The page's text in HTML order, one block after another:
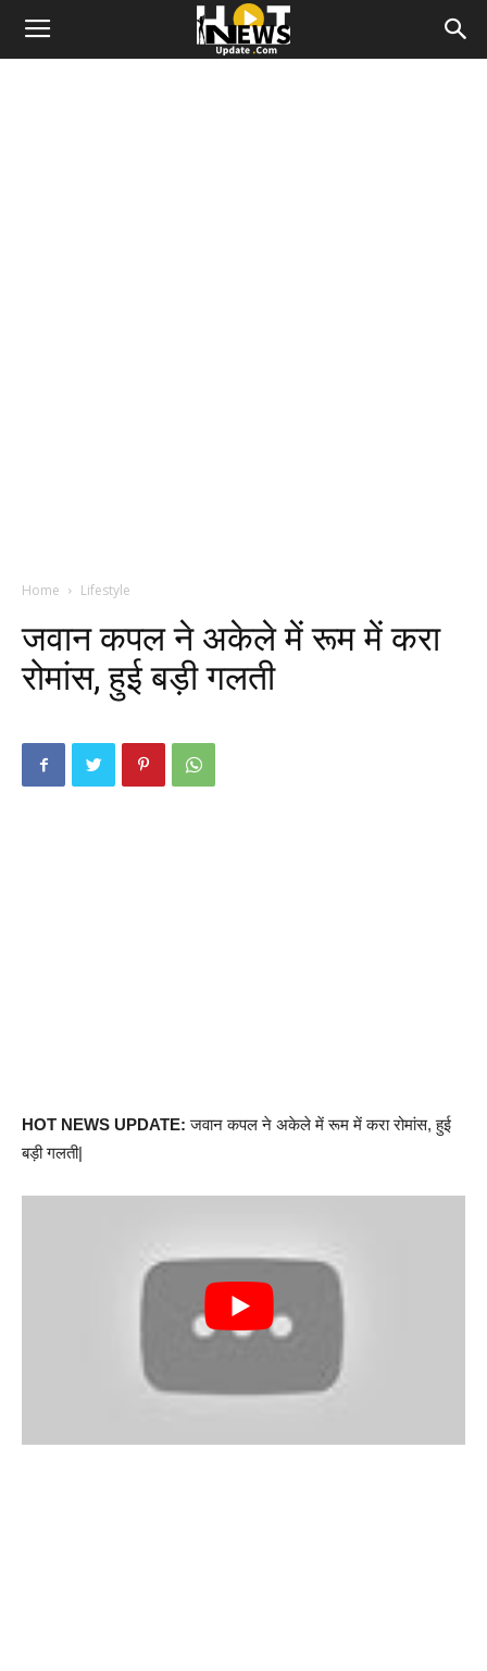
Home Lifestyle
जवान कपल ने अकेले में रूम में करा
रोमांस, हुई बड़ी गलती
HOT NEWS UPDATE: जवान कपल ने अकेले में रूम में करा रोमांस, हुई
बड़ी गलती|